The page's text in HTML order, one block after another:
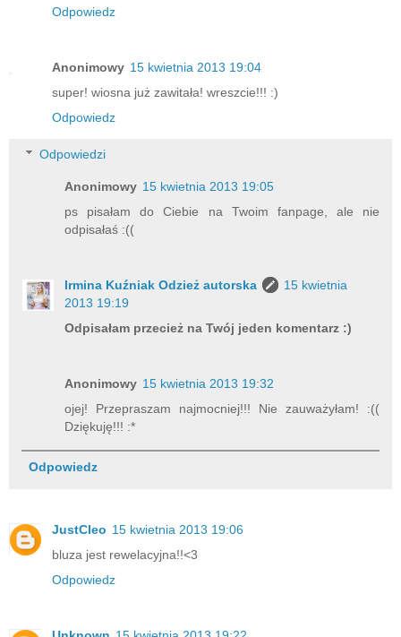
Odpowiedz
Anonimowy 15 kwietnia 2013 19:04
super! wiosna już zawitała! wreszcie!!! :)
Odpowiedz
Odpowiedzi
Anonimowy 15 kwietnia 2013 19:05
ps pisałam do Ciebie na Twoim fanpage, ale nie
odpisałaś :((
Irmina Kuźniak Odzież autorska
15 kwietnia
2013 19:19
Odpisałam przecież na Twój jeden komentarz :)
Anonimowy 15 kwietnia 2013 19:32
ojej! Przepraszam najmocniej!!! Nie zauważyłam! :((
Dziękuję!!! :*
Odpowiedz
JustCleo 15 kwietnia 2013 19:06
bluza jest rewelacyjna!!<3
Odpowiedz